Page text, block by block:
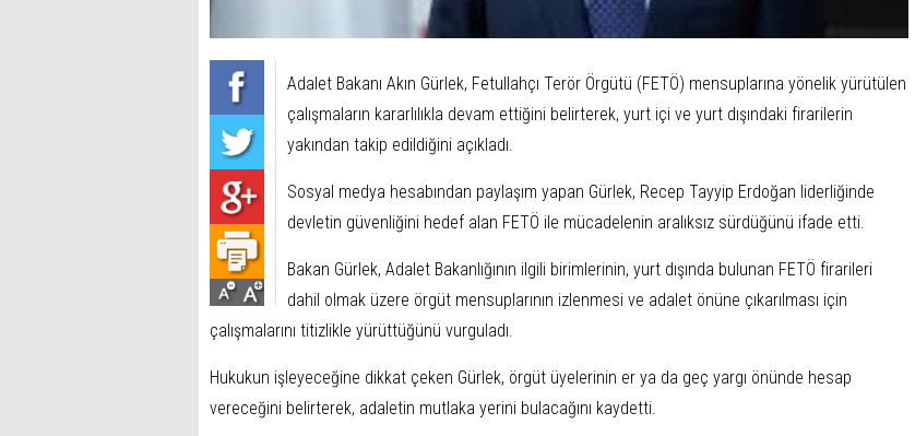
Adalet Bakanı Akın Gürlek, Fetullahçı Terör Örgütü (FETÖ) mensuplarına yönelik yürütülen
çalışmaların kararlılıkla devam ettiğini belirterek, yurt içi ve yurt dışındaki firarilerin
yakından takip edildiğini açıkladı.
Sosyal medya hesabından paylaşım yapan Gürlek, Recep Tayyip Erdoğan liderliğinde
devletin güvenliğini hedef alan FETÖ ile mücadelenin aralıksız sürdüğünü ifade etti.
Bakan Gürlek, Adalet Bakanlığının ilgili birimlerinin, yurt dışında bulunan FETÖ firarileri
dahil olmak üzere örgüt mensuplarının izlenmesi ve adalet önüne çıkarılması için
çalışmalarını titizlikle yürüttüğünü vurguladı.
Hukukun işleyeceğine dikkat çeken Gürlek, örgüt üyelerinin er ya da geç yargı önünde hesap
vereceğini belirterek, adaletin mutlaka yerini bulacağını kaydetti.